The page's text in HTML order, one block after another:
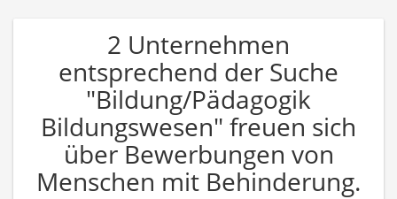
2 Unternehmen
entsprechend der Suche
"Bildung/Pädagogik
Bildungswesen" freuen sich
über Bewerbungen von
Menschen mit Behinderung.